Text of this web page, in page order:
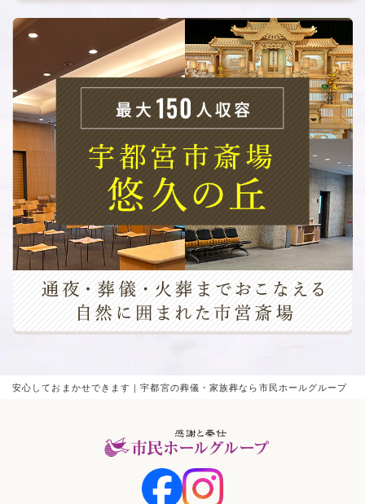
安心しておまかせできます｜宇都宮の葬儀・家族葬なら市民ホールグループ